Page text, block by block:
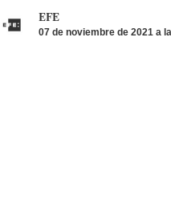
EFE
07 de noviembre de 2021 a